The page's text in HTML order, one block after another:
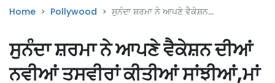
Home Pollywood ਸੁਨੰਦਾ ਸ਼ਰਮਾ ਨੇ ਆਪਣੇ ਵੈਕੇਸ਼ਨ...
ਸੁਨੰਦਾ ਸ਼ਰਮਾ ਨੇ ਆਪਣੇ ਵੈਕੇਸ਼ਨ ਦੀਆਂ
ਨਵੀਆਂ ਤਸਵੀਰਾਂ ਕੀਤੀਆਂ ਸਾਂਝੀਆਂ,ਮਾਂ